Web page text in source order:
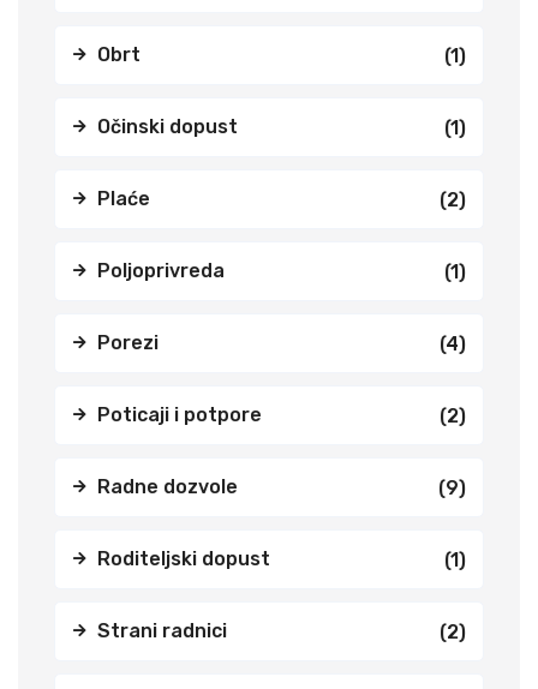
Obrt (1)
Očinski dopust (1)
Plaće (2)
Poljoprivreda (1)
Porezi (4)
Poticaji i potpore (2)
Radne dozvole (9)
Roditeljski dopust (1)
Strani radnici (2)